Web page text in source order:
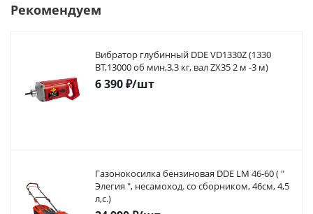
Рекомендуем
Вибратор глубинный DDE VD1330Z (1330
ВТ,13000 об мин,3,3 кг, вал ZX35 2 м -3 м)
6 390₽/шт
Газонокосилка бензиновая DDE LM 46-60 ( "
Элегия ", несамоход. со сборником, 46см, 4,5
л,с.)